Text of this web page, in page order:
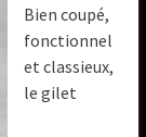
Bien coupé,
fonctionnel
et classieux,
le gilet